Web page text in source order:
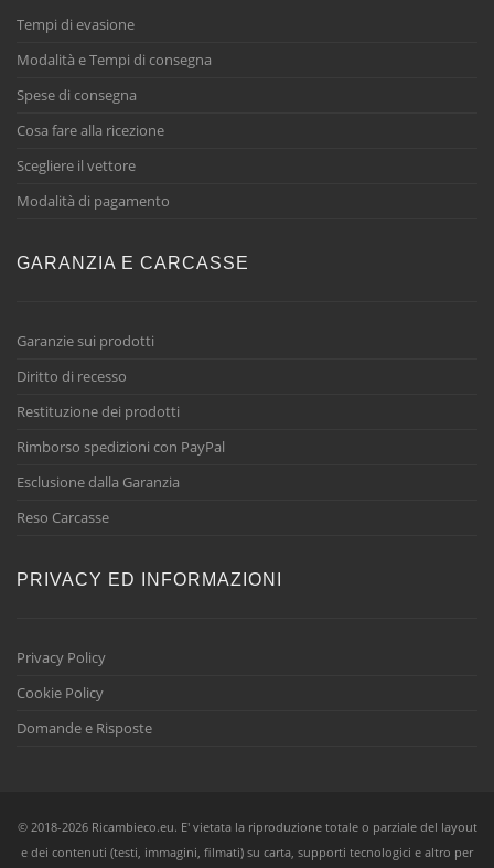
Tempi di evasione
Modalità e Tempi di consegna
Spese di consegna
Cosa fare alla ricezione
Scegliere il vettore
Modalità di pagamento
GARANZIA E CARCASSE
Garanzie sui prodotti
Diritto di recesso
Restituzione dei prodotti
Rimborso spedizioni con PayPal
Esclusione dalla Garanzia
Reso Carcasse
PRIVACY ED INFORMAZIONI
Privacy Policy
Cookie Policy
Domande e Risposte
© 2018-2026 Ricambieco.eu. E' vietata la riproduzione totale o parziale del layout
e dei contenuti (testi, immagini, filmati) su carta, supporti tecnologici e altro per